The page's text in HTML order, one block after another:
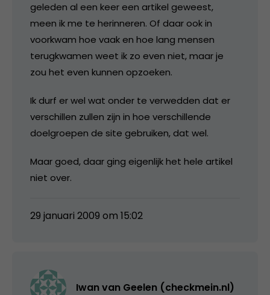
geleden al een keer een artikel geweest,
meen ik me te herinneren. Of daar ook in
voorkwam hoe vaak en hoe lang mensen
terugkwamen weet ik zo even niet, maar je
zou het even kunnen opzoeken.
Ik durf er wel wat onder te verwedden dat er
verschillen zullen zijn in hoe verschillende
doelgroepen de site gebruiken, dat wel.
Maar goed, daar ging eigenlijk het hele artikel
niet over.
29 januari 2009 om 15:02
Iwan van Geelen (checkmein.nl)